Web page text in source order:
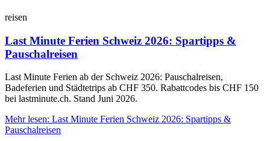
reisen
Last Minute Ferien Schweiz 2026: Spartipps &
Pauschalreisen
Last Minute Ferien ab der Schweiz 2026: Pauschalreisen,
Badeferien und Städtetrips ab CHF 350. Rabattcodes bis CHF 150
bei lastminute.ch. Stand Juni 2026.
Mehr lesen: Last Minute Ferien Schweiz 2026: Spartipps &
Pauschalreisen